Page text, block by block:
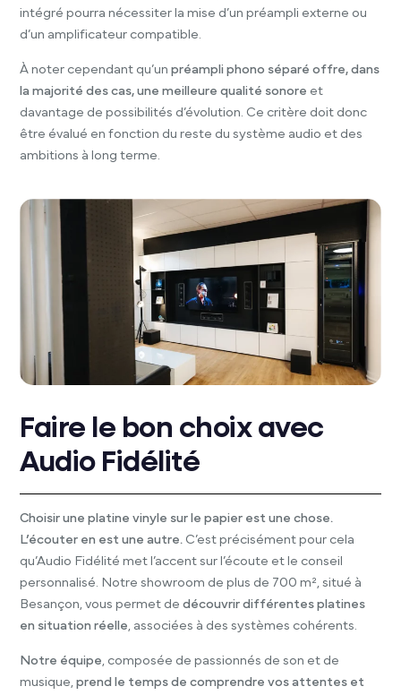
intégré pourra nécessiter la mise d’un préampli externe ou
d’un amplificateur compatible.
À noter cependant qu’unpréampli phono séparé offre, dans
la majorité des cas, une meilleure qualité sonore et
davantage de possibilités d’évolution. Ce critère doit donc
être évalué en fonction du reste du système audio et des
ambitions à long terme.
Faire le bon choix avec
Audio Fidélité
Choisir une platine vinyle sur le papier est une chose.
L’écouter en est une autre. C’est précisément pour cela
qu’Audio Fidélité met l’accent sur l’écoute et le conseil
personnalisé. Notre showroom de plus de 700 m², situé à
Besançon, vous permet dedécouvrir différentes platines
en situation réelle, associées à des systèmes cohérents.
Notre équipe , composée de passionnés de son et de
musique,prend le temps de comprendre vos attentes et